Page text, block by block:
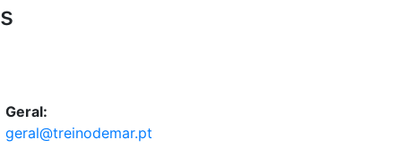
Geral:
geral@treinodemar.pt